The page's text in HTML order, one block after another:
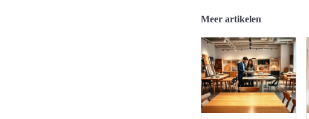
Meer artikelen